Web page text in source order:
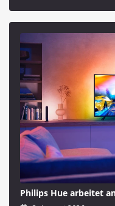
Philips Hue arbeitet